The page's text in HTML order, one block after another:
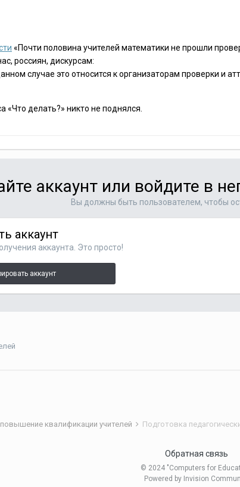
«Почти половина учителей математики не прошли
россиян, дискурсам:
случае это относится к организаторам проверки и
«Что делать?» никто не поднялся.
аккаунт или войдите в
Вы должны быть пользователем, чтобы
аккаунт
аккаунта. Это просто!
аккаунт
квалификации учителей Подготовка
Обратная связь
© 2024 "Computers for
Powered by Invision